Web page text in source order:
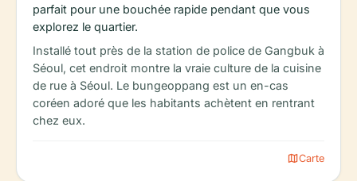
parfait pour une bouchée rapide pendant que vous
explorez le quartier.
Installé tout près de la station de police de Gangbuk à
Séoul, cet endroit montre la vraie culture de la cuisine
de rue à Séoul. Le bungeoppang est un en-cas
coréen adoré que les habitants achètent en rentrant
chez eux.
mapCarte